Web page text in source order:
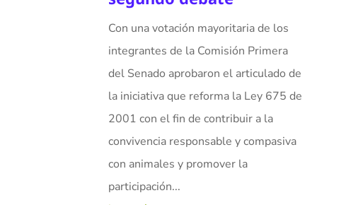
Con una votación mayoritaria de los
integrantes de la Comisión Primera
del Senado aprobaron el articulado de
la iniciativa que reforma la Ley 675 de
2001 con el fin de contribuir a la
convivencia responsable y compasiva
con animales y promover la
participación...